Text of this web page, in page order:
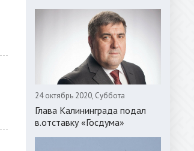
24 октябрь 2020, Суббота
Глава Калининграда подал
в.отставку «Госдума»